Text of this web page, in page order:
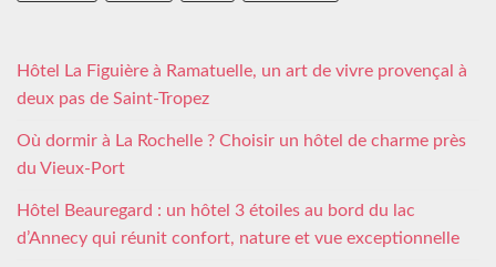
Hôtel La Figuière à Ramatuelle, un art de vivre provençal à
deux pas de Saint-Tropez
Où dormir à La Rochelle ? Choisir un hôtel de charme près
du Vieux-Port
Hôtel Beauregard : un hôtel 3 étoiles au bord du lac
d’Annecy qui réunit confort, nature et vue exceptionnelle